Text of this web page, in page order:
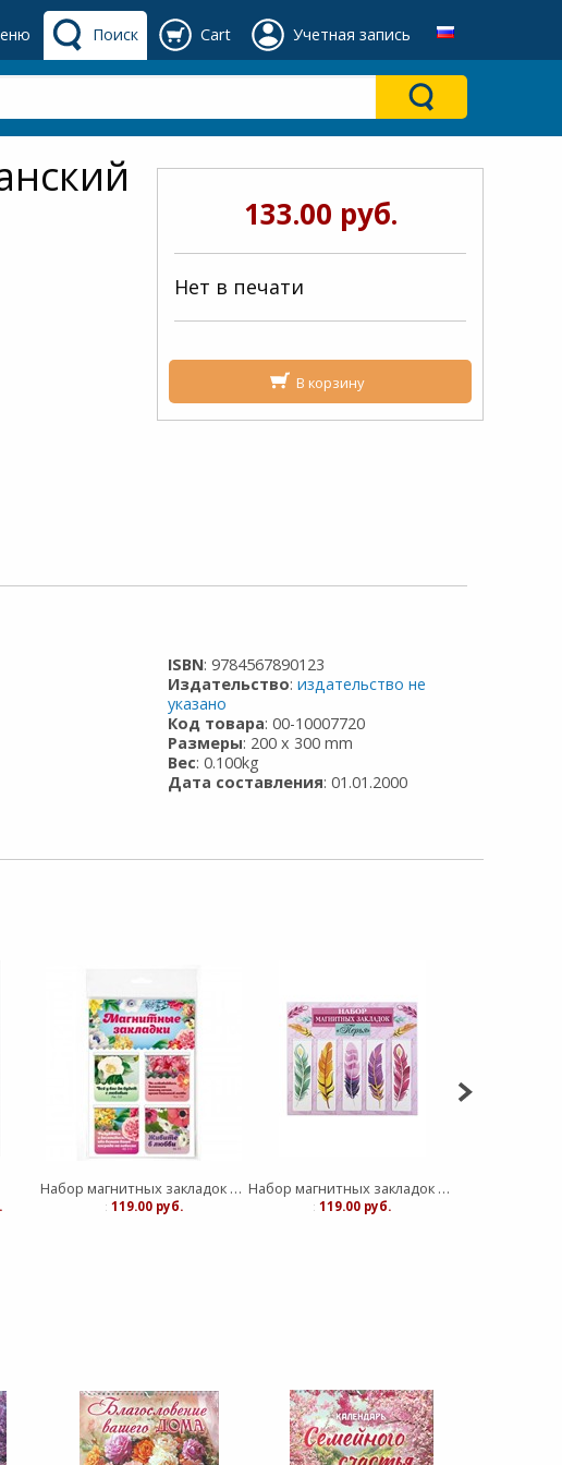
Поиск Cart Учетная запись
133.00 руб.
Нет в печати
В корзину
ISBN: 9784567890123
Издательство:издательство не
указано
Код товара: 00-10007720
Размеры: 200 x 300 mm
Вес: 0.100kg
Дата составления: 01.01.2000
Набор магнитных закладок 4 шт. (ВК)
:119.00 руб.
Набор магнитных закладок Перья 5 шт. (ВК)
:119.00 руб.